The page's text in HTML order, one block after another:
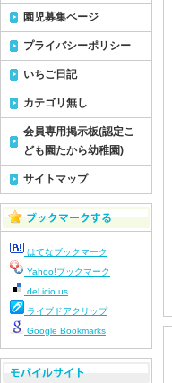
園児募集ページ
プライバシーポリシー
いちご日記
カテゴリ無し
会員専用掲示板(認定こ
ども園たから幼稚園)
サイトマップ
はてなブックマーク
Yahoo!ブックマーク
del.icio.us
ライブドアクリップ
Google Bookmarks